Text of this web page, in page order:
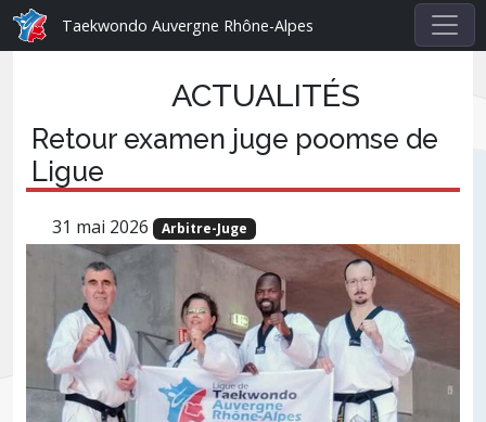
Taekwondo Auvergne Rhône-Alpes
ACTUALITÉS
Retour examen juge poomse de
Ligue
31 mai 2026 Arbitre-Juge